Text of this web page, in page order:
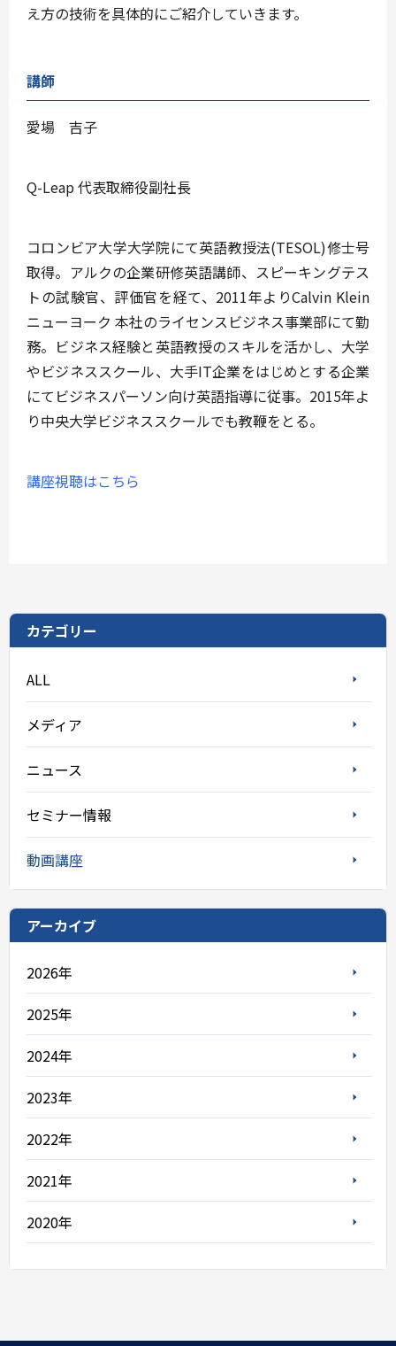
え方の技術を具体的にご紹介していきます。
講師
愛場 吉子
Q-Leap 代表取締役副社長
コロンビア大学大学院にて英語教授法(TESOL)修士号
取得。アルクの企業研修英語講師、スピーキングテス
トの試験官、評価官を経て、2011年よりCalvin Klein
ニューヨーク 本社のライセンスビジネス事業部にて勤
務。ビジネス経験と英語教授のスキルを活かし、大学
やビジネススクール、大手IT企業をはじめとする企業
にてビジネスパーソン向け英語指導に従事。2015年よ
り中央大学ビジネススクールでも教鞭をとる。
講座視聴はこちら
カテゴリー
ALL
メディア
ニュース
セミナー情報
動画講座
アーカイブ
2026年
2025年
2024年
2023年
2022年
2021年
2020年